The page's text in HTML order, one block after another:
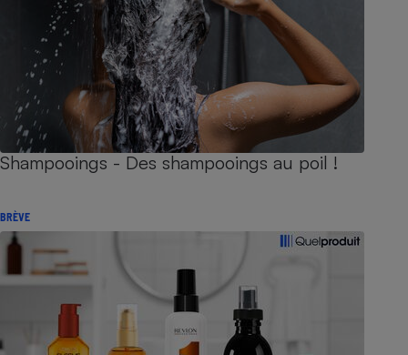
Shampooings - Des shampooings au poil !
BRÈVE